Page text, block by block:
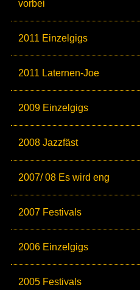
vorbei
2011 Einzelgigs
2011 Laternen-Joe
2009 Einzelgigs
2008 Jazzfäst
2007/ 08 Es wird eng
2007 Festivals
2006 Einzelgigs
2005 Festivals